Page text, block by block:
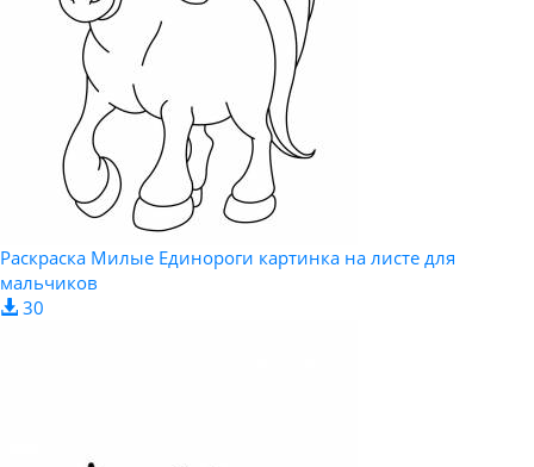
Раскраска Милые Единороги картинка на листе для
мальчиков
30